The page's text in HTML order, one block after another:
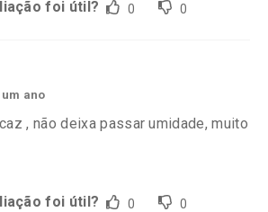
foi útil? 0 0
um ano
, não deixa passar umidade, muito
foi útil? 0 0